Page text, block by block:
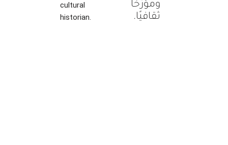
cultural
historian.
ومؤرّخًا
ثقافيًا.